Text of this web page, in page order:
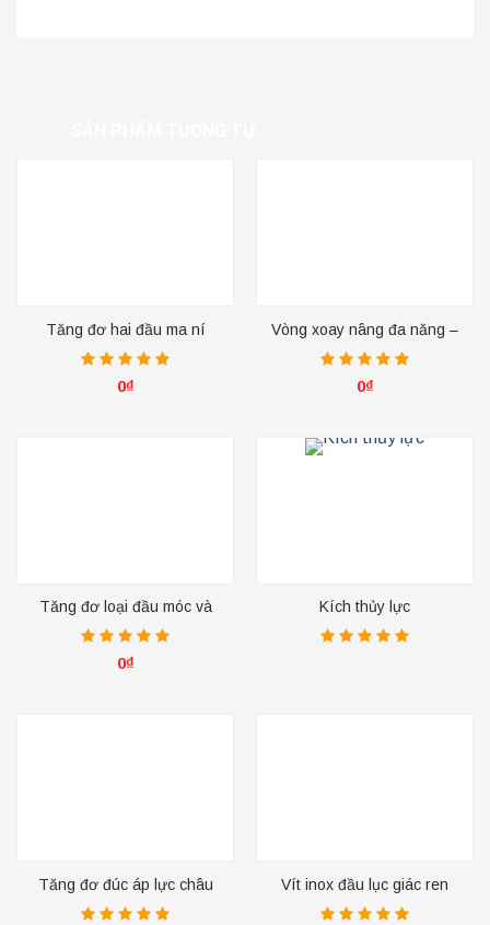
Tăng đơ hai đầu ma ní
0₫
Vòng xoay nâng đa năng –
loại kết cấu YD0832
0₫
Tăng đơ loại đầu móc và
mắt
0₫
Kích thủy lực
Tăng đơ đúc áp lực châu
Âu, hợp kim kẽm, mạ kẽm
Vít inox đầu lục giác ren
suốt